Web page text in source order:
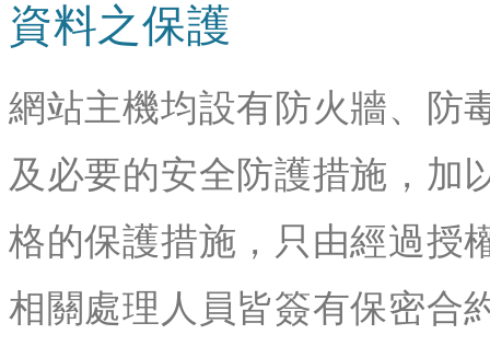
資料之保護
網站主機均設有防火牆、防
及必要的安全防護措施，加
格的保護措施，只由經過授
相關處理人員皆簽有保密合